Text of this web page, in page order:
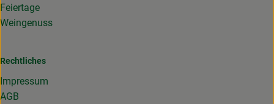
Feiertage
Weingenuss
Rechtliches
Impressum
AGB